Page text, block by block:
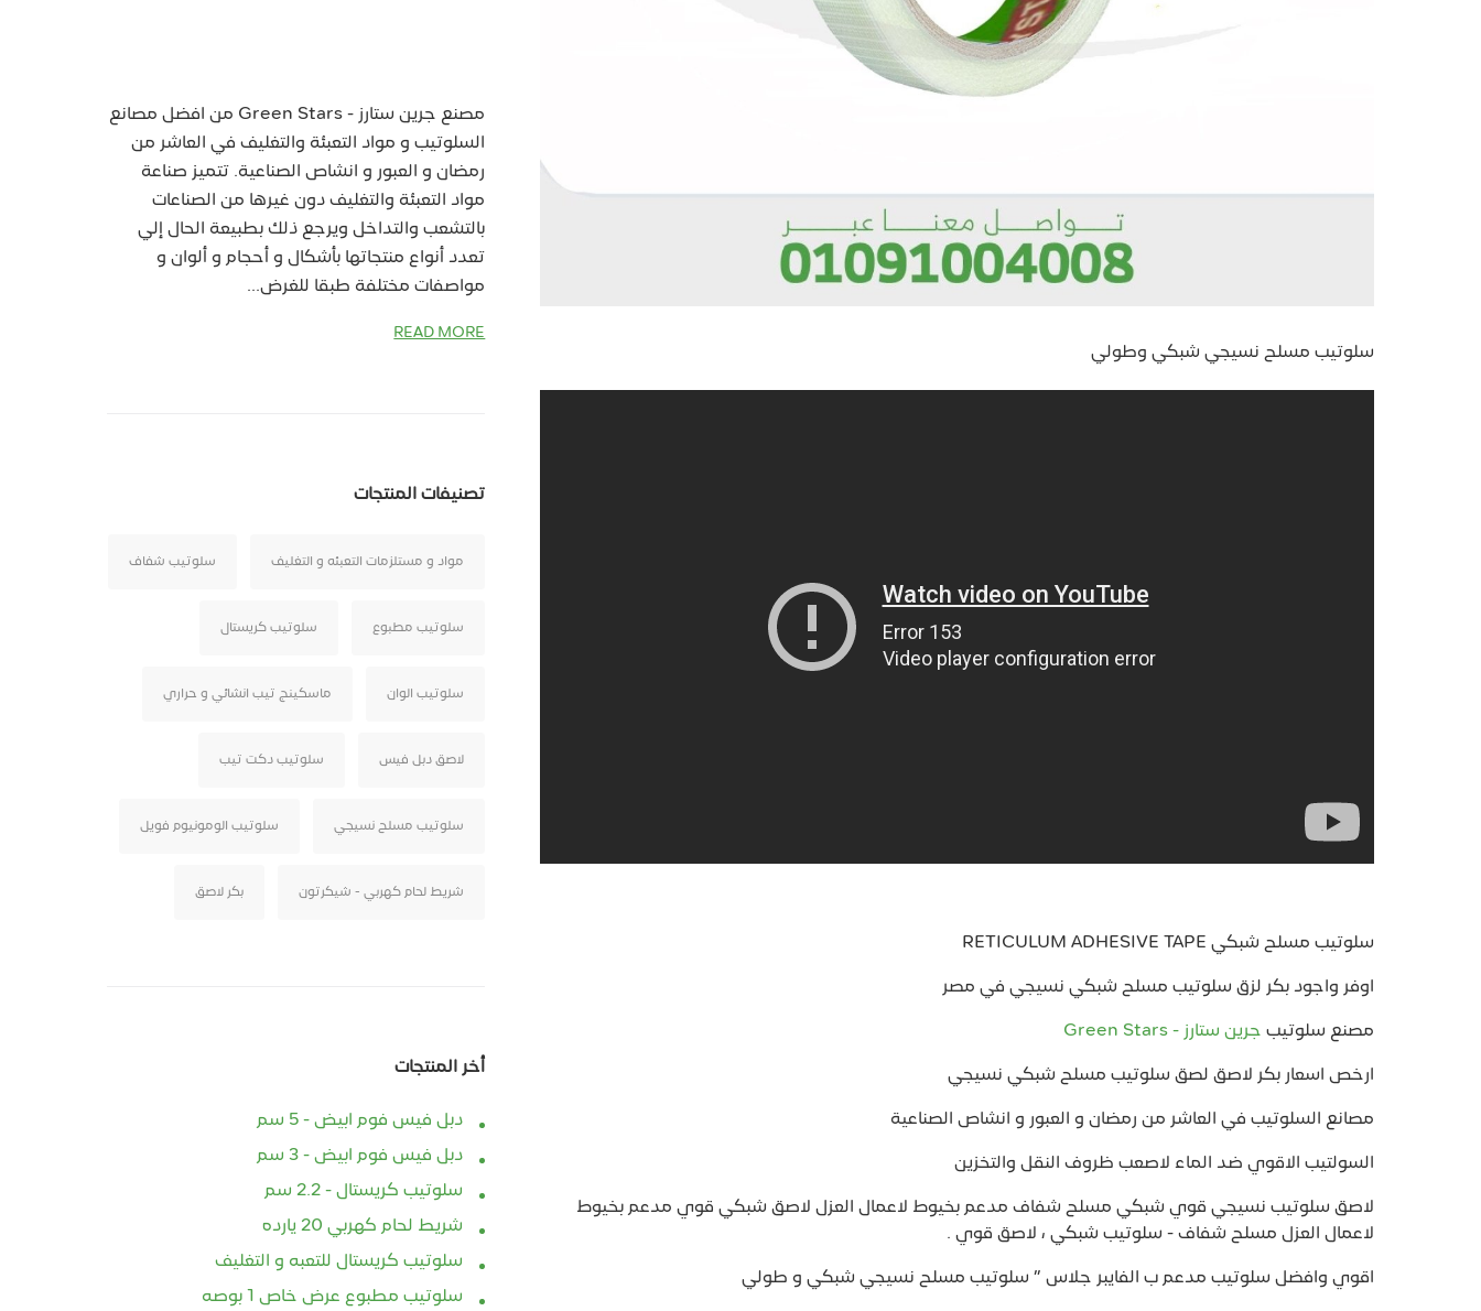
سلوتيب مسلح نسيجي شبكي وطولي
سلوتيب مسلح شبكي RETICULUM ADHESIVE TAPE
اوفر واجود بكر لزق سلوتيب مسلح شبكي نسيجي في مصر
مصنع سلوتيب جرين ستارز - Green Stars
ارخص اسعار بكر لاصق لصق سلوتيب مسلح شبكي نسيجي
مصانع السلوتيب في العاشر من رمضان و العبور و انشاص الصناعية
السولتيب الاقوي ضد الماء لاصعب ظروف النقل والتخزين
لاصق سلوتيب نسيجي قوي شبكي مسلح شفاف مدعم بخيوط لاعمال العزل لاصق شبكي قوي مدعم بخيوط
لاعمال العزل مسلح شفاف - سلوتيب شبكي ، لاصق قوي .
اقوي وافضل سلوتيب مدعم ب الفايبر جلاس ” سلوتيب مسلح نسيجي شبكي و طولي
مصنع جرين ستارز - Green Stars من افضل مصانع
السلوتيب و مواد التعبئة والتغليف في العاشر من
رمضان و العبور و انشاص الصناعية. تتميز صناعة
مواد التعبئة والتغليف دون غيرها من الصناعات
بالتشعب والتداخل ويرجع ذلك بطبيعة الحال إلي
تعدد أنواع منتجاتها بأشكال و أحجام و ألوان و
مواصفات مختلفة طبقا للغرض...
READ MORE
تصنيفات المنتجات
مواد و مستلزمات التعبئه و التغليف سلوتيب شفاف
سلوتيب مطبوع سلوتيب كريستال
سلوتيب الوان ماسكينج تيب انشائي و حراري
لاصق دبل فيس سلوتيب دكت تيب
سلوتيب مسلح نسيجي سلوتيب الومونيوم فويل
شريط لحام كهربي - شيكرتون بكر لاصق
أخر المنتجات
دبل فيس فوم ابيض - 5 سم
دبل فيس فوم ابيض - 3 سم
سلوتيب كريستال - 2.2 سم
شريط لحام كهربي 20 يارده
سلوتيب كريستال للتعبه و التغليف
سلوتيب مطبوع عرض خاص 1 بوصه